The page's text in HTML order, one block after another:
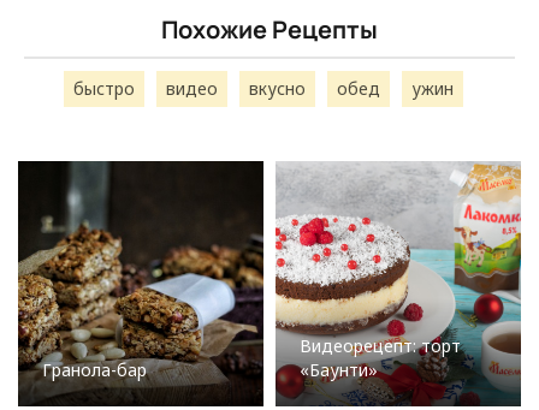
Похожие Рецепты
быстро видео вкусно обед ужин
Гранола-бар
Видеорецепт: торт
«Баунти»